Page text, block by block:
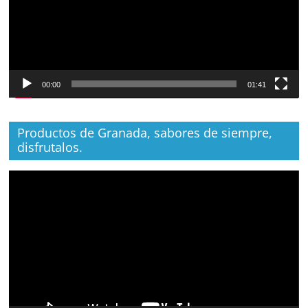
00:00 01:41
Productos de Granada, sabores de siempre,
disfrutalos.